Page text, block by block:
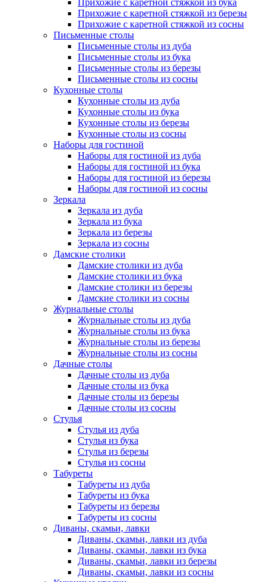
Прихожие с каретной стяжкой из бука
Прихожие с каретной стяжкой из березы
Прихожие с каретной стяжкой из сосны
Письменные столы
Письменные столы из дуба
Письменные столы из бука
Письменные столы из березы
Письменные столы из сосны
Кухонные столы
Кухонные столы из дуба
Кухонные столы из бука
Кухонные столы из березы
Кухонные столы из сосны
Наборы для гостиной
Наборы для гостиной из дуба
Наборы для гостиной из бука
Наборы для гостиной из березы
Наборы для гостиной из сосны
Зеркала
Зеркала из дуба
Зеркала из бука
Зеркала из березы
Зеркала из сосны
Дамские столики
Дамские столики из дуба
Дамские столики из бука
Дамские столики из березы
Дамские столики из сосны
Журнальные столы
Журнальные столы из дуба
Журнальные столы из бука
Журнальные столы из березы
Журнальные столы из сосны
Дачные столы
Дачные столы из дуба
Дачные столы из бука
Дачные столы из березы
Дачные столы из сосны
Стулья
Стулья из дуба
Стулья из бука
Стулья из березы
Стулья из сосны
Табуреты
Табуреты из дуба
Табуреты из бука
Табуреты из березы
Табуреты из сосны
Диваны, скамьи, лавки
Диваны, скамьи, лавки из дуба
Диваны, скамьи, лавки из бука
Диваны, скамьи, лавки из березы
Диваны, скамьи, лавки из сосны